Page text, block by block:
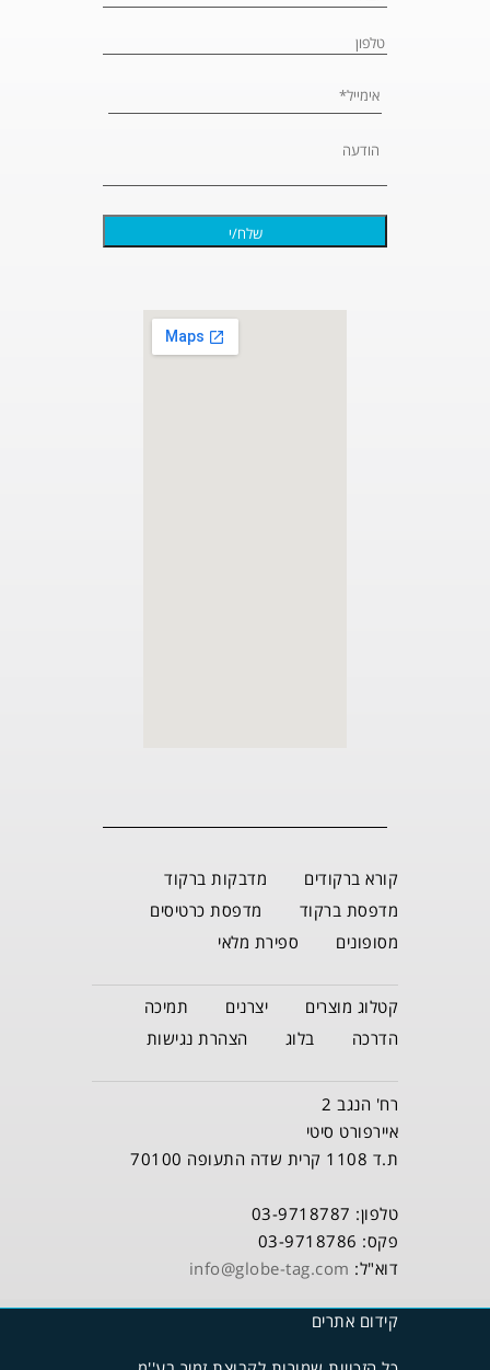
קורא ברקודים
מדבקות ברקוד
מדפסת ברקוד
מדפסת כרטיסים
מסופונים
ספירת מלאי
קטלוג מוצרים יצרנים
תמיכה
הדרכה
בלוג הצהרת נגישות
רח' הנגב 2
איירפורט סיטי
ת.ד 1108 קרית שדה התעופה 70100
טלפון: 03-9718787
פקס: 03-9718786
דוא"ל: info@globe-tag.com
קידום אתרים